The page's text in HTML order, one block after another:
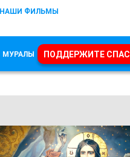
НАШИ ФИЛЬМЫ
МУРАЛЫ ПОДДЕРЖИТЕ СПАС